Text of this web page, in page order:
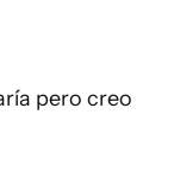
pero creo